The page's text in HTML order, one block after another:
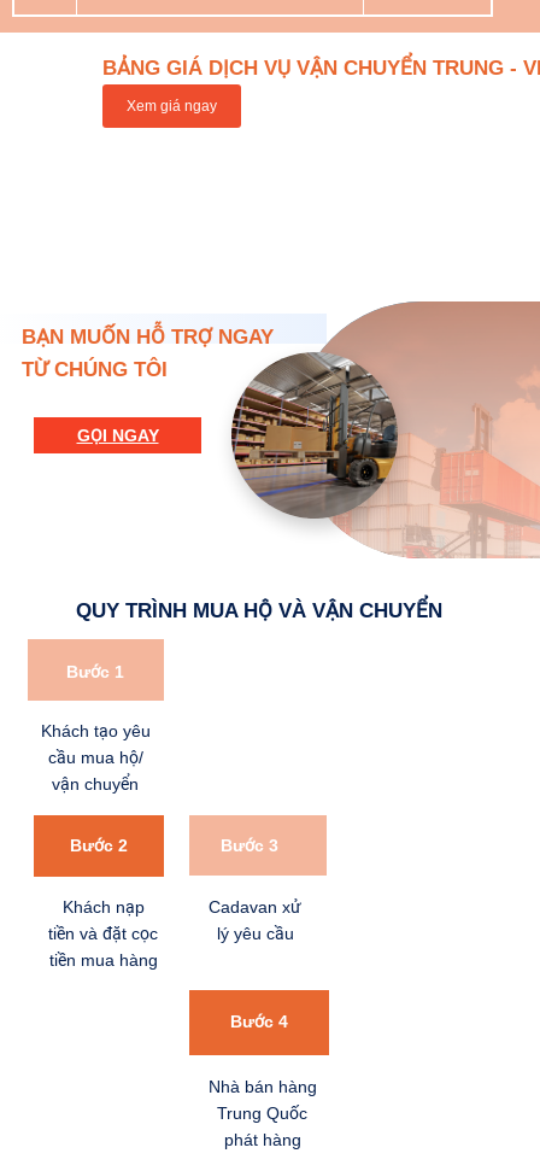
BẢNG GIÁ DỊCH VỤ VẬN CHUYỂN TRUNG -
Xem giá ngay
GỌI NGAY
BẠN MUỐN HỖ TRỢ NGAY
TỪ CHÚNG TÔI
QUY TRÌNH MUA HỘ VÀ VẬN CHUYỂN
Bước 1
Khách tạo yêu
cầu mua hộ/
vận chuyển
Bước 2
Khách nạp
tiền và đặt cọc
tiền mua hàng
Bước 3
Cadavan xử
lý yêu cầu
Bước 4
Nhà bán hàng
Trung Quốc
phát hàng